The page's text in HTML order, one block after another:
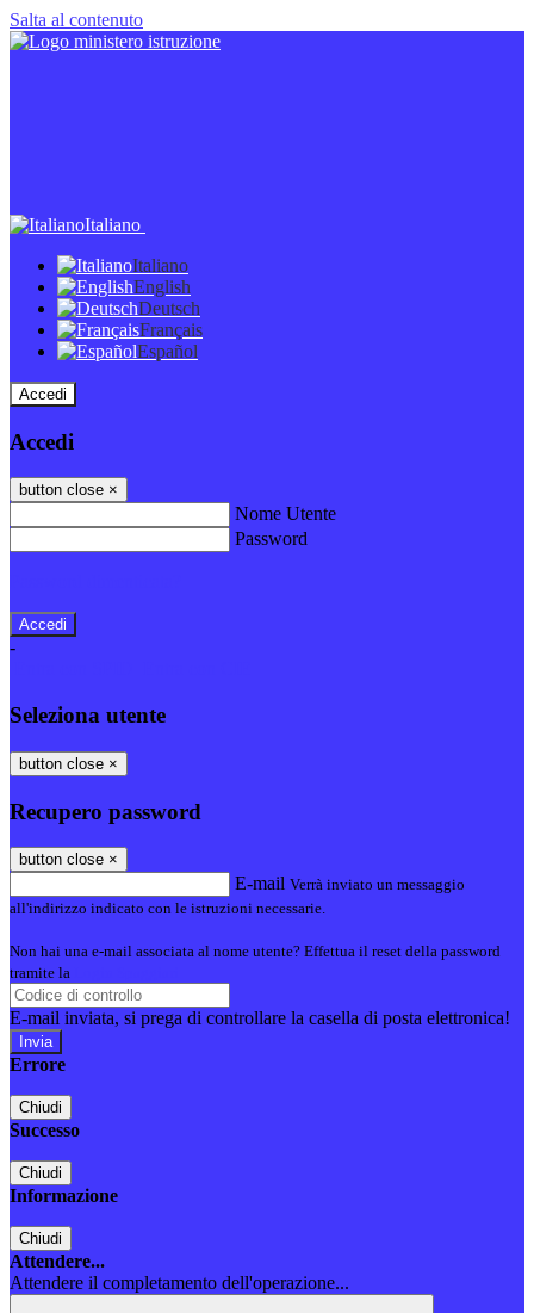
Salta al contenuto
Italiano
Italiano
English
Deutsch
Français
Español
Accedi
Accedi
button close ×
Nome Utente
Password
-
Seleziona utente
button close ×
Recupero password
button close ×
E-mail Verrà inviato un messaggio
all'indirizzo indicato con le istruzioni necessarie.
Non hai una e-mail associata al nome utente? Effettua il reset della password
tramite la
E-mail inviata, si prega di controllare la casella di posta elettronica!
Errore
Chiudi
Successo
Chiudi
Informazione
Chiudi
Attendere...
Attendere il completamento dell'operazione...